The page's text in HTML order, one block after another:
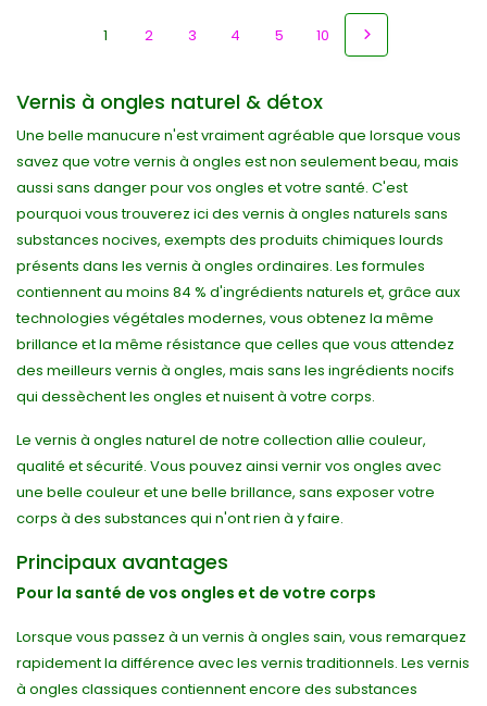
1 2 3 4 5 10
Vernis à ongles naturel & détox
Une belle manucure n'est vraiment agréable que lorsque vous
savez que votre vernis à ongles est non seulement beau, mais
aussi sans danger pour vos ongles et votre santé. C'est
pourquoi vous trouverez ici des vernis à ongles naturels sans
substances nocives, exempts des produits chimiques lourds
présents dans les vernis à ongles ordinaires. Les formules
contiennent au moins 84 % d'ingrédients naturels et, grâce aux
technologies végétales modernes, vous obtenez la même
brillance et la même résistance que celles que vous attendez
des meilleurs vernis à ongles, mais sans les ingrédients nocifs
qui dessèchent les ongles et nuisent à votre corps.
Le vernis à ongles naturel de notre collection allie couleur,
qualité et sécurité. Vous pouvez ainsi vernir vos ongles avec
une belle couleur et une belle brillance, sans exposer votre
corps à des substances qui n'ont rien à y faire.
Principaux avantages
Pour la santé de vos ongles et de votre corps
Lorsque vous passez à un vernis à ongles sain, vous remarquez
rapidement la différence avec les vernis traditionnels. Les vernis
à ongles classiques contiennent encore des substances